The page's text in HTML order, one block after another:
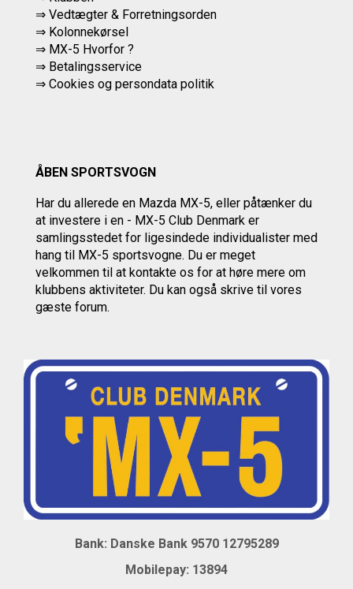
⇒ Vedtægter & Forretningsorden
⇒ Kolonnekørsel
⇒ MX-5 Hvorfor ?
⇒ Betalingsservice
⇒ Cookies og persondata politik
ÅBEN SPORTSVOGN
Har du allerede en Mazda MX-5, eller påtænker du
at investere i en - MX-5 Club Denmark er
samlingsstedet for ligesindede individualister med
hang til MX-5 sportsvogne. Du er meget
velkommen til at kontakte os for at høre mere om
klubbens aktiviteter. Du kan også skrive til vores
gæste forum.
Bank: Danske Bank 9570 12795289
Mobilepay: 13894